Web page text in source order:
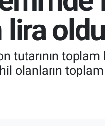
lira
tutarının
olanların